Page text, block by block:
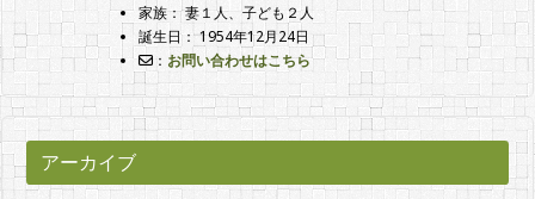
家族： 妻１人、子ども２人
誕生日： 1954年12月24日
： お問い合わせはこちら
アーカイブ